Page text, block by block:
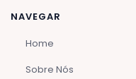
NAVEGAR
Home
Sobre Nós